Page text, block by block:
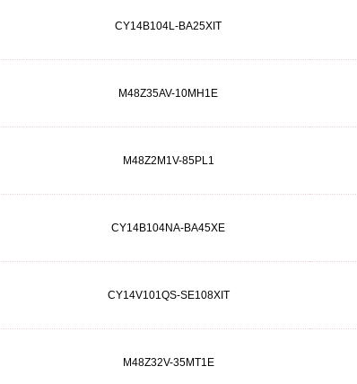
CY14B104L-BA25XIT
M48Z35AV-10MH1E
M48Z2M1V-85PL1
CY14B104NA-BA45XE
CY14V101QS-SE108XIT
M48Z32V-35MT1E